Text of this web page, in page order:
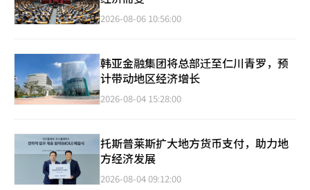
2026-08-06 10:56:00
韩亚金融集团将总部迁至仁川青罗，预
计带动地区经济增长
2026-08-04 15:28:00
托斯普莱斯扩大地方货币支付，助力地
方经济发展
2026-08-04 09:12:00